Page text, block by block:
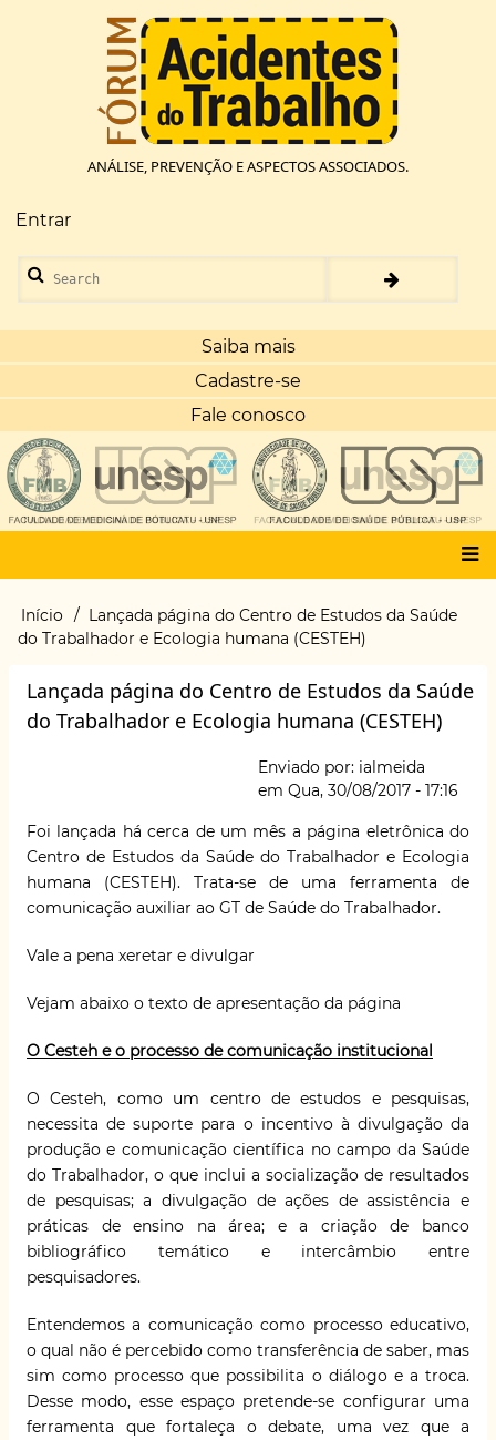
ANÁLISE, PREVENÇÃO E ASPECTOS ASSOCIADOS.
Menu
de
conta
de
usuário
Entrar
Search
Saiba mais
Cadastre-se
Fale conosco
Main
menu
Trilha
de
Início
Lançada página do Centro de Estudos da Saúde
do Trabalhador e Ecologia humana (CESTEH)
Lançada página do Centro de Estudos da Saúde
do Trabalhador e Ecologia humana (CESTEH)
Enviado por: ialmeida
em Qua, 30/08/2017 - 17:16
Foi lançada há cerca de um mês a página eletrônica do
Centro de Estudos da Saúde do Trabalhador e Ecologia
humana (CESTEH). Trata-se de uma ferramenta de
comunicação auxiliar ao GT de Saúde do Trabalhador.
Vale a pena xeretar e divulgar
Vejam abaixo o texto de apresentação da página
O Cesteh e o processo de comunicação institucional
O Cesteh, como um centro de estudos e pesquisas,
necessita de suporte para o incentivo à divulgação da
produção e comunicação científica no campo da Saúde
do Trabalhador, o que inclui a socialização de resultados
de pesquisas; a divulgação de ações de assistência e
práticas de ensino na área; e a criação de banco
bibliográfico temático e intercâmbio entre
pesquisadores.
Entendemos a comunicação como processo educativo,
o qual não é percebido como transferência de saber, mas
sim como processo que possibilita o diálogo e a troca.
Desse modo, esse espaço pretende-se configurar uma
ferramenta que fortaleça o debate, uma vez que a